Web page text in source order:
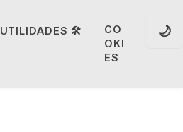
UTILIDADES 🛠️
CO
OKI
ES
🌙